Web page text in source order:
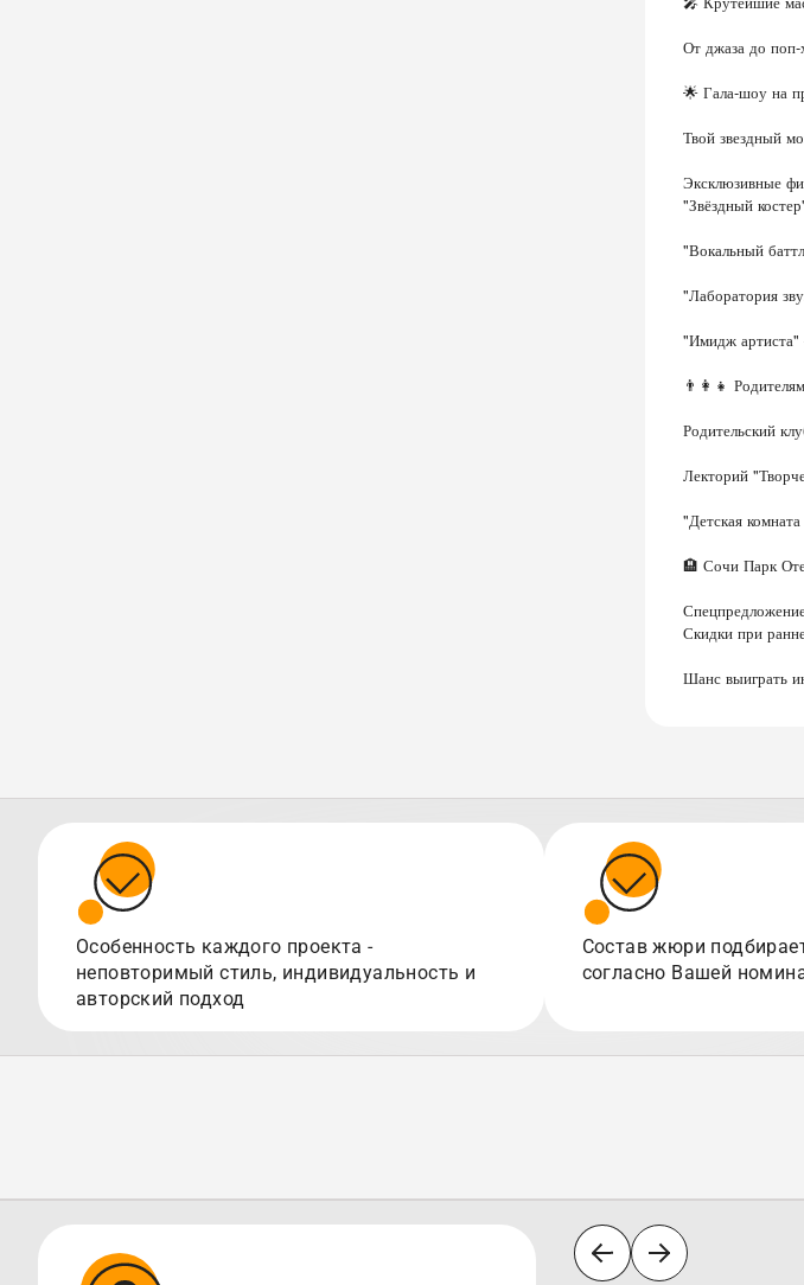
От джаза до поп-
🌟 Гала-шоу на
Твой звездный
Эксклюзивные
"Звёздный
"Вокальный
"Лаборатория
"Имидж артиста"
👨‍👩‍👧
Родительский
Лекторий
"Детская
🏨 Сочи Парк
Скидки при
Шанс выиграть
Особенность каждого проекта -
неповторимый стиль, индивидуальность и
авторский подход
Состав жюри
согласно Вашей